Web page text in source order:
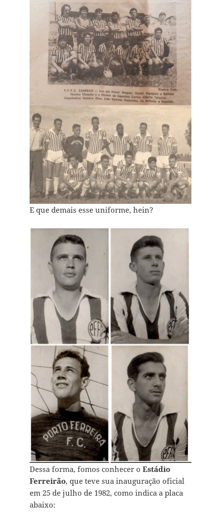
E que demais esse uniforme, hein?
Dessa forma, fomos conhecer o Estádio
Ferreirão, que teve sua inauguração oficial
em 25 de julho de 1982, como indica a placa
abaixo: